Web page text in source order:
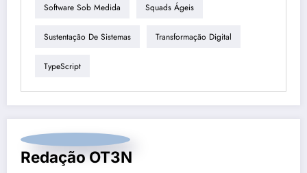
Software Sob Medida Squads Ágeis
Sustentação De Sistemas Transformação Digital
TypeScript
Redação OT3N